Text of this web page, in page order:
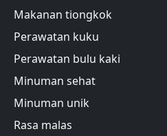
Makanan tiongkok
Perawatan kuku
Perawatan bulu kaki
Minuman sehat
Minuman unik
Rasa malas